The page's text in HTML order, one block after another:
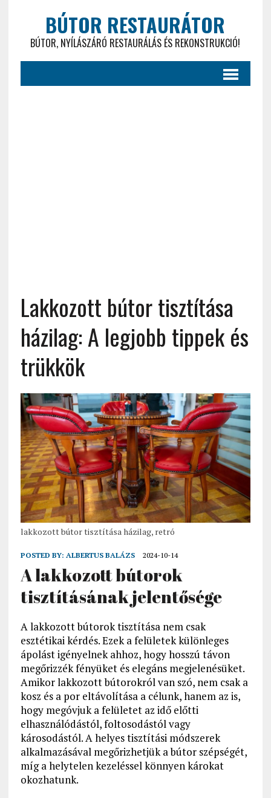
BÚTOR RESTAURÁTOR
BÚTOR, NYÍLÁSZÁRÓ RESTAURÁLÁS ÉS REKONSTRUKCIÓ!
Lakkozott bútor tisztítása
házilag: A legjobb tippek és
trükkök
lakkozott bútor tisztítása házilag, retró
POSTED BY: ALBERTUS BALÁZS 2024-10-14
A lakkozott bútorok
tisztításának jelentősége
A lakkozott bútorok tisztítása nem csak
esztétikai kérdés. Ezek a felületek különleges
ápolást igényelnek ahhoz, hogy hosszú távon
megőrizzék fényüket és elegáns megjelenésüket.
Amikor lakkozott bútorokról van szó, nem csak a
kosz és a por eltávolítása a célunk, hanem az is,
hogy megóvjuk a felületet az idő előtti
elhasználódástól, foltosodástól vagy
károsodástól. A helyes tisztítási módszerek
alkalmazásával megőrizhetjük a bútor szépségét,
míg a helytelen kezeléssel könnyen károkat
okozhatunk.